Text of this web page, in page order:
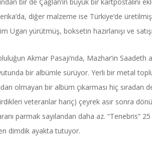
diğer malzeme ise Türkiye’de
Ugan yürütmüş, boksetin hazırlanışı ve
Akmar Pasajı’nda, Mazhar’ın
bir albümle sürüyor. Yerli bir metal
olmayan bir albüm çıkarması hiç
veteranlar hariç) çeyrek asır sonra
parmak sayılandan daha az. “Tenebris”
dimdik ayakta tutuyor.